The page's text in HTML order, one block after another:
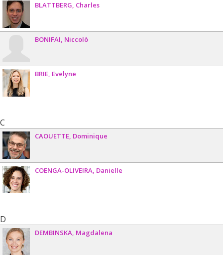
BLATTBERG Charles
BONIFAI Niccolò
BRIE Evelyne
C
CAOUETTE Dominique
COENGA-OLIVEIRA Danielle
D
DEMBINSKA Magdalena